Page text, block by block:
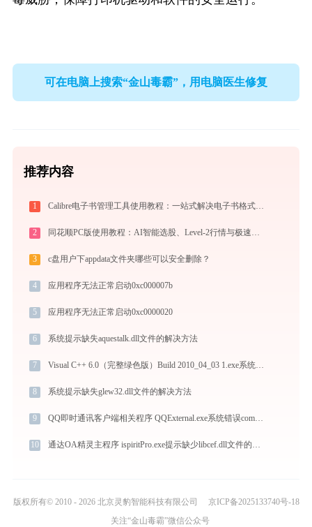
可在电脑上搜索“金山毒霸”，用电脑医生修复
推荐内容
1 Calibre电子书管理工具使用教程：一站式解决电子书格式转换、元数据管理与设备同步
2 同花顺PC版使用教程：AI智能选股、Level-2行情与极速交易一站式炒股指南
3 c盘用户下appdata文件夹哪些可以安全删除？
4 应用程序无法正常启动0xc000007b
5 应用程序无法正常启动0xc0000020
6 系统提示缺失aquestalk.dll文件的解决方法
7 Visual C++ 6.0（完整绿色版）Build 2010_04_03 1.exe系统错误drawenginesdk.dll丢失如何解决
8 系统提示缺失glew32.dll文件的解决方法
9 QQ即时通讯客户端相关程序 QQExternal.exe系统错误common.dll丢失如何解决
10 通达OA精灵主程序 ispiritPro.exe提示缺少libcef.dll文件的解决办法
版权所有© 2010 - 2026 北京灵豹智能科技有限公司
京ICP备2025133740号-18
关注“金山毒霸”微信公众号